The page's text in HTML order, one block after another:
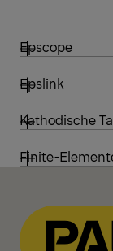
Epscope
Epslink
Kathodische
Finite-